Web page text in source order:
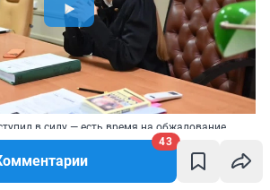
43
в силу — есть время на обжалование
пресс-служба судов Краснодарского